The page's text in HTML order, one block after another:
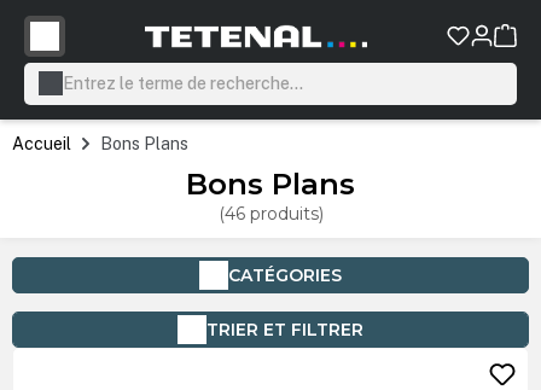
principal
Accueil Bons Plans
Bons Plans
(46 produits)
CATÉGORIES
TRIER ET FILTRER